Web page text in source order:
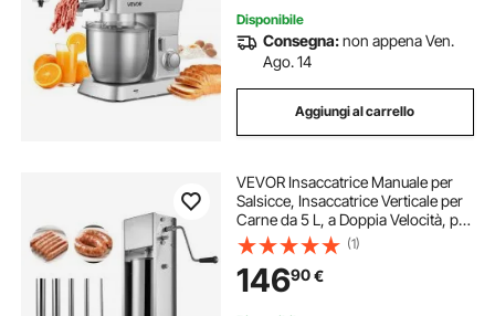
Disponibile
Consegna:non appena Ven.
Ago. 14
Aggiungi al carrello
VEVOR Insaccatrice Manuale per
Salsicce, Insaccatrice Verticale per
Carne da 5 L, a Doppia Velocità, per
Impieghi Gravosi in Acciaio Inox
con 5 Tubi di Insacco, per Uso
Commerciale e Domestico
(1)
14690€